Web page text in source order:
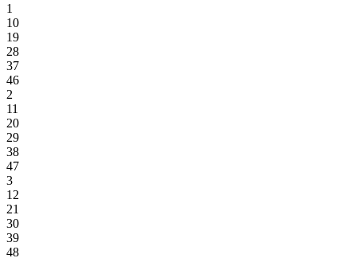
1
10
19
28
37
46
2
11
20
29
38
47
3
12
21
30
39
48